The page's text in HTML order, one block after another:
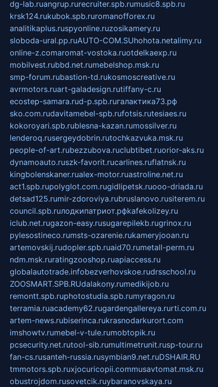
dg-lab.ruangrup.rurecruiter.spb.rumusic8.spb.ru
krsk124.rukubok.spb.ruromanofforex.ru
analitikaplus.ruspyonline.ruzosikamery.ru
sloboda-ural.pp.ruAUTO-COM.SUhohota.netalimy.ru
online-z.comaromat-vostoka.ruotdelkaexp.ru
mobilvest.rubbd.net.rumebelshop.msk.ru
smp-forum.rubastion-td.rukosmoscreative.ru
avrmotors.ruart-galadesign.rutiffany-c.ru
ecostep-samara.rud-p.spb.ruгалактика73.рф
sko.com.rudavitamebel-spb.rufotsis.rutesiaes.ru
kokoroyari.spb.rublesna-kazan.rumossilver.ru
lenderoq.rusergeydobrin.rutochkazvuka.msk.ru
people-of-art.rubezzubova.ruclubtibet.ruorior-aks.ru
dynamoauto.ruszk-favorit.rucarlines.ruflatnsk.ru
kingbolenskaner.rualex-motor.ruastroline.net.ru
act1.spb.rupolyglot.com.rugidlipetsk.ruooo-driada.ru
detsad125.rumir-zdoroviya.rubruslanovo.rusiterem.ru
council.spb.ruлодкипатриот.рфkafekolizey.ru
iclub.net.rugazon-easy.rusugarepilekb.rugrinox.ru
pylesostineco.rumsts-ozarenie.rukameryjooan.ru
artemovskij.rudopler.spb.ruaid70.rumetall-perm.ru
ndm.msk.ruratingzooshop.ruapiaccess.ru
globalautotrade.infobezverhovskoe.rudrsschool.ru
ZOOSMART.SPB.RUdalakony.rumedikijob.ru
remontt.spb.ruphotostudia.spb.rumyragon.ru
terramia.ruacademy62.rugardengallereya.rurti.com.ru
artem-news.rubiserinca.rukrasnodarkurort.com
imshowtv.rumebel-v-tule.rumobtopik.ru
pcsecurity.net.rutool-sib.rumultimetrunit.rusp-tour.ru
fan-cs.rusanteh-russia.rusymbian9.net.ruDSHAIR.RU
tmmotors.spb.ruxjocuricopii.commusavtomat.msk.ru
obustrojdom.rusovetcik.ruybaranovskaya.ru